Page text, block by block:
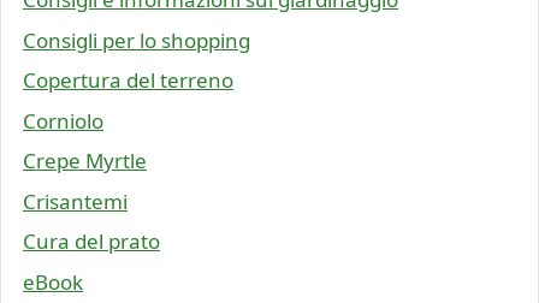
Consigli per lo shopping
Copertura del terreno
Corniolo
Crepe Myrtle
Crisantemi
Cura del prato
eBook